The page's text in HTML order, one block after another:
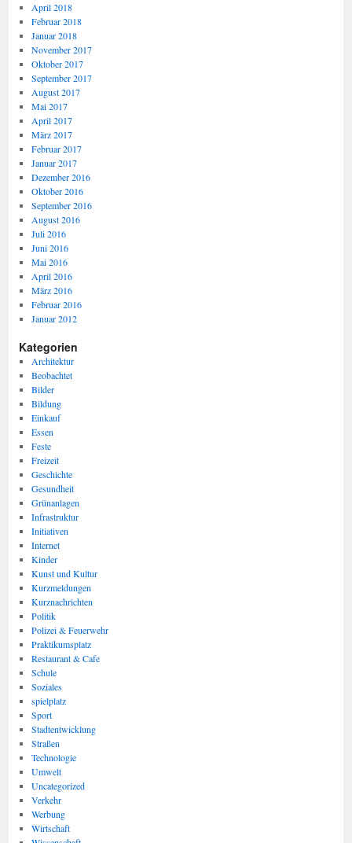
April 2018
Februar 2018
Januar 2018
November 2017
Oktober 2017
September 2017
August 2017
Mai 2017
April 2017
März 2017
Februar 2017
Januar 2017
Dezember 2016
Oktober 2016
September 2016
August 2016
Juli 2016
Juni 2016
Mai 2016
April 2016
März 2016
Februar 2016
Januar 2012
Kategorien
Architektur
Beobachtet
Bilder
Bildung
Einkauf
Essen
Feste
Freizeit
Geschichte
Gesundheit
Grünanlagen
Infrastruktur
Initiativen
Internet
Kinder
Kunst und Kultur
Kurzmeldungen
Kurznachrichten
Politik
Polizei & Feuerwehr
Praktikumsplatz
Restaurant & Cafe
Schule
Soziales
spielplatz
Sport
Stadtentwicklung
Straßen
Technologie
Umwelt
Uncategorized
Verkehr
Werbung
Wirtschaft